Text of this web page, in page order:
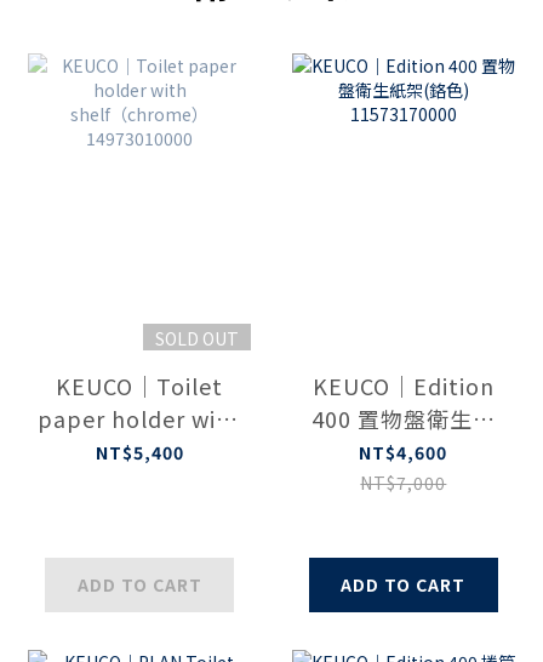
SOLD OUT
KEUCO｜Toilet
paper holder with
shelf（chrome）
NT$5,400
ADD TO CART
KEUCO｜Edition
400 置物盤衛生紙
架(鉻色)
11573170000
NT$4,600
NT$7,000
ADD TO CART